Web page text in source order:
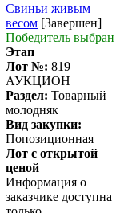
Свиньи живым
весом [Завершен]
Победитель выбран
Этап
Лот №: 819
АУКЦИОН
Раздел: Товарный
молодняк
Вид закупки:
Попозиционная
Лот с открытой
ценой
Информация о
заказчике доступна